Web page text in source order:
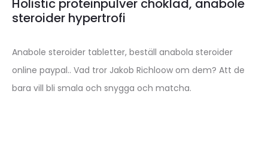
Holistic proteinpulver choklad, anabole
steroider hypertrofi
Anabole steroider tabletter, beställ anabola steroider
online paypal.. Vad tror Jakob Richloow om dem? Att de
bara vill bli smala och snygga och matcha.